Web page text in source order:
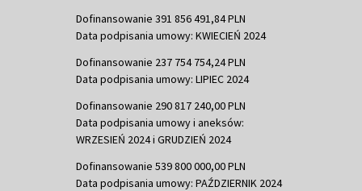
Dofinansowanie 391 856 491,84 PLN
Data podpisania umowy: KWIECIEŃ 2024
Dofinansowanie 237 754 754,24 PLN
Data podpisania umowy: LIPIEC 2024
Dofinansowanie 290 817 240,00 PLN
Data podpisania umowy i aneksów:
WRZESIEŃ 2024 i GRUDZIEŃ 2024
Dofinansowanie 539 800 000,00 PLN
Data podpisania umowy: PAŹDZIERNIK 2024